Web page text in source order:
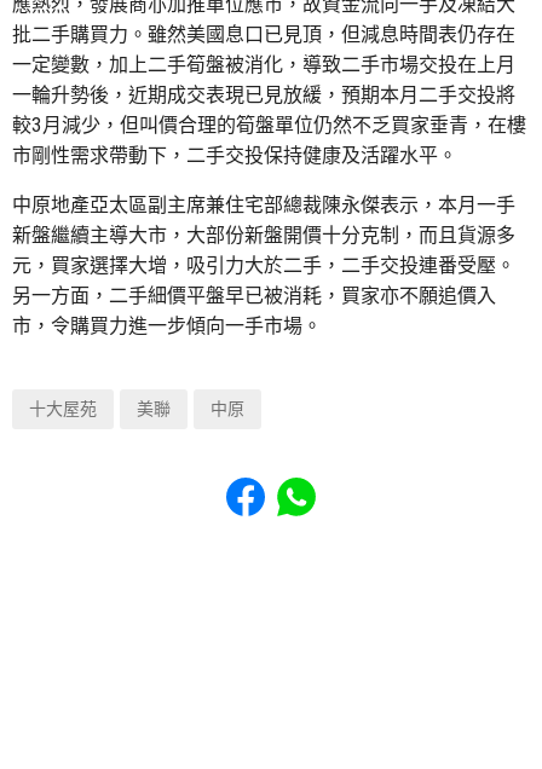
批二手購買力。雖然美國息口已見頂，但減息時間表仍存在
一定變數，加上二手筍盤被消化，導致二手市場交投在上月
一輪升勢後，近期成交表現已見放緩，預期本月二手交投將
較3月減少，但叫價合理的筍盤單位仍然不乏買家垂青，在樓
市剛性需求帶動下，二手交投保持健康及活躍水平。
中原地產亞太區副主席兼住宅部總裁陳永傑表示，本月一手
新盤繼續主導大市，大部份新盤開價十分克制，而且貨源多
元，買家選擇大增，吸引力大於二手，二手交投連番受壓。
另一方面，二手細價平盤早已被消耗，買家亦不願追價入
市，令購買力進一步傾向一手市場。
十大屋苑 美聯 中原
Share to Facebook
Share to WhatsApp